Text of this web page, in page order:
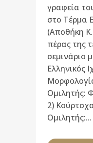
γραφεία
στο Τέρμα
(Αποθήκη
πέρας της
σεμινάριο
Ελληνικός
Ομιλητής:
2)
Ομιλητής:...